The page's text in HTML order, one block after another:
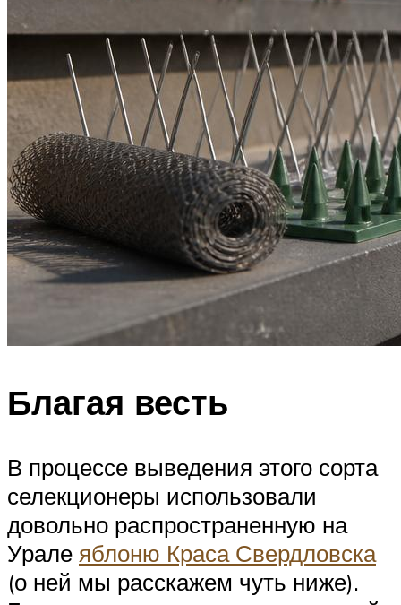
Благая весть
В процессе выведения этого сорта
селекционеры использовали
довольно распространенную на
Урале яблоню Краса Свердловска
(о ней мы расскажем чуть ниже).